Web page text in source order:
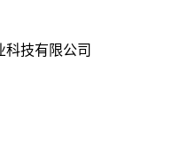
科技有限公司